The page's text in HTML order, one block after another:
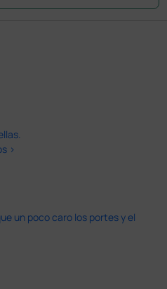
>
un poco caro los portes y el